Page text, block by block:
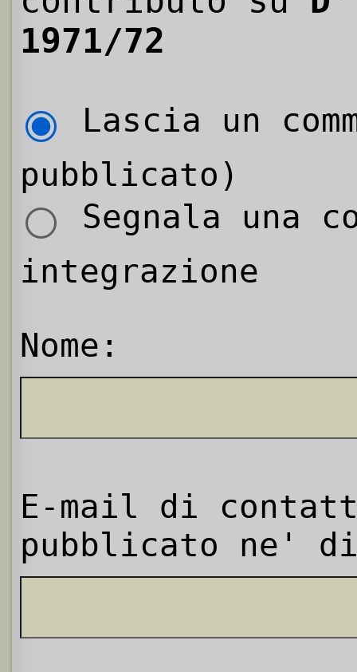
1971/72
Lascia un
pubblicato)
Segnala una
integrazione
Nome:
E-mail di
pubblicato ne'